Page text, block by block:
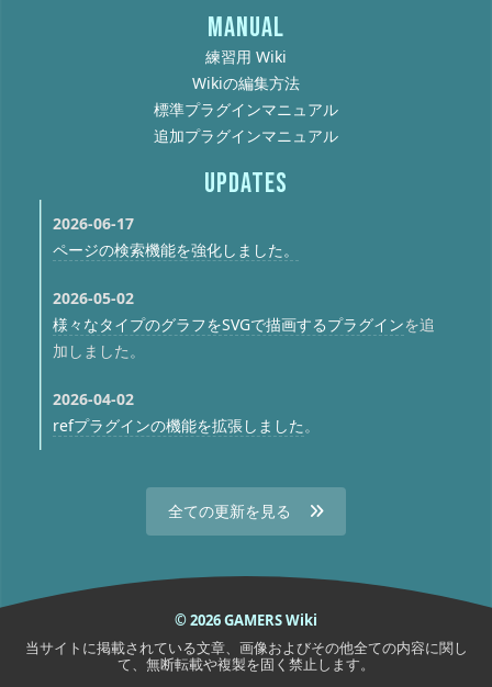
MANUAL
練習用 Wiki
Wikiの編集方法
標準プラグインマニュアル
追加プラグインマニュアル
UPDATES
2026-06-17
ページの検索機能を強化しました。
2026-05-02
様々なタイプのグラフをSVGで描画するプラグインを追
加しました。
2026-04-02
refプラグインの機能を拡張しました 。
全ての更新を見る
© 2026 GAMERS Wiki
当サイトに掲載されている文章、画像およびその他全ての内容に関し
て、無断転載や複製を固く禁止します。